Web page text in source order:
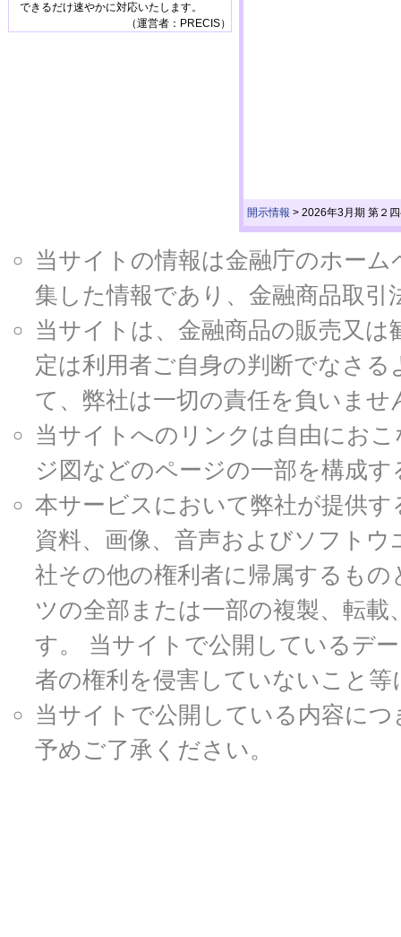
開示情報 > 2026年3月期 第２
できるだけ速やかに対応いたします。
（運営者：PRECIS）
当サイトの情報は金融庁のホー
集した情報であり、金融商品取
当サイトは、金融商品の販売又
定は利用者ご自身の判断でなさ
て、弊社は一切の責任を負いませ
当サイトへのリンクは自由にお
ジ図などのページの一部を構成
本サービスにおいて弊社が提供
資料、画像、音声およびソフト
社その他の権利者に帰属するも
ツの全部または一部の複製、転
す。 当サイトで公開しているデ
者の権利を侵害していないこと
当サイトで公開している内容に
予めご了承ください。